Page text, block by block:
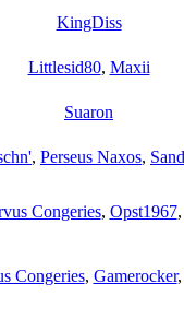
KingDiss
Littlesid80, Maxii
Suaron
, Perseus Naxos,
Congeries, Opst1967,
Congeries, Gamerocker,